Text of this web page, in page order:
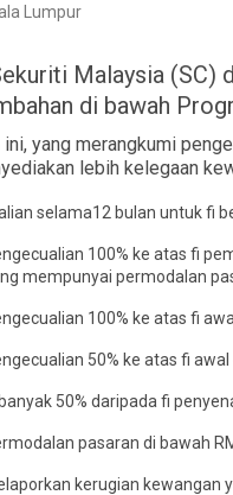
Lumpur
Malaysia
di bawah
yang merangkumi
lebih kelegaan
selama12 bulan untuk fi
100% ke atas fi
mempunyai permodalan
100% ke atas fi
50% ke atas fi
50% daripada fi
pasaran di bawah
kerugian kewangan